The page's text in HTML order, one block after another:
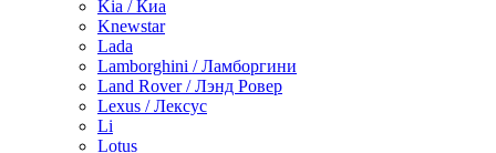
Kia / Киа
Knewstar
Lada
Lamborghini / Ламборгини
Land Rover / Лэнд Ровер
Lexus / Лексус
Li
Lotus